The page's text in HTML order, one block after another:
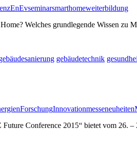
EnEvseminarsmarthomeweiterbildung
Welches grundlegende Wissen
gebäudetechnik
ForschungInnovationmesseneuheiten
Conference 2015“ bietet vom 26.